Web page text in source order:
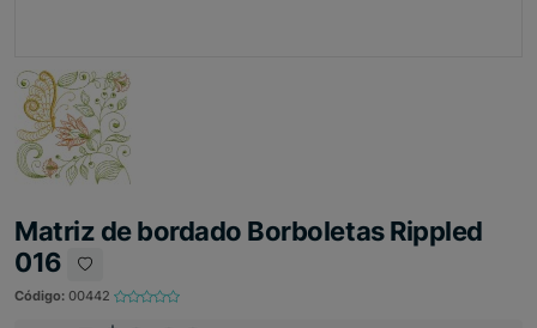
Matriz de bordado Borboletas Rippled
016
Código: 00442